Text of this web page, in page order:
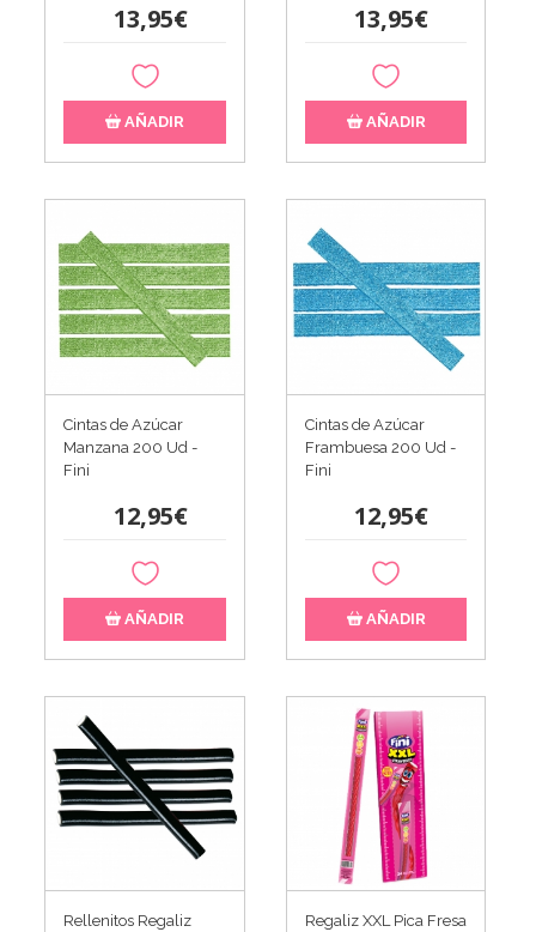
13,95€
AÑADIR
13,95€
AÑADIR
Cintas de Azúcar
Manzana 200 Ud -
Fini
12,95€
AÑADIR
Cintas de Azúcar
Frambuesa 200 Ud -
Fini
12,95€
AÑADIR
Rellenitos Regaliz
Regaliz XXL Pica Fresa